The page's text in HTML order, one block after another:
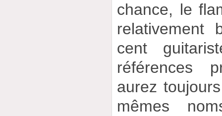
chance, le
relativement
cent
références
aurez
mêmes